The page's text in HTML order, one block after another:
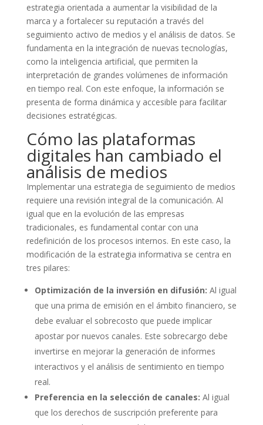
estrategia orientada a aumentar la visibilidad de la
marca y a fortalecer su reputación a través del
seguimiento activo de medios y el análisis de datos. Se
fundamenta en la integración de nuevas tecnologías,
como la inteligencia artificial, que permiten la
interpretación de grandes volúmenes de información
en tiempo real. Con este enfoque, la información se
presenta de forma dinámica y accesible para facilitar
decisiones estratégicas.
Cómo las plataformas
digitales han cambiado el
análisis de medios
Implementar una estrategia de seguimiento de medios
requiere una revisión integral de la comunicación. Al
igual que en la evolución de las empresas
tradicionales, es fundamental contar con una
redefinición de los procesos internos. En este caso, la
modificación de la estrategia informativa se centra en
tres pilares:
Optimización de la inversión en difusión: Al igual
que una prima de emisión en el ámbito financiero, se
debe evaluar el sobrecosto que puede implicar
apostar por nuevos canales. Este sobrecargo debe
invertirse en mejorar la generación de informes
interactivos y el análisis de sentimiento en tiempo
real.
Preferencia en la selección de canales: Al igual
que los derechos de suscripción preferente para